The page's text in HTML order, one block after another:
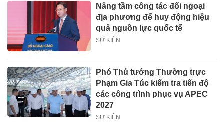
Nâng tầm công tác đối ngoại
địa phương để huy động hiệu
quả nguồn lực quốc tế
SỰ KIỆN
Phó Thủ tướng Thường trực
Phạm Gia Túc kiểm tra tiến độ
các công trình phục vụ APEC
2027
SỰ KIỆN